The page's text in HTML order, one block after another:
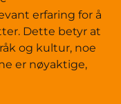
erfaring for å
Dette betyr at
og kultur, noe
er nøyaktige,